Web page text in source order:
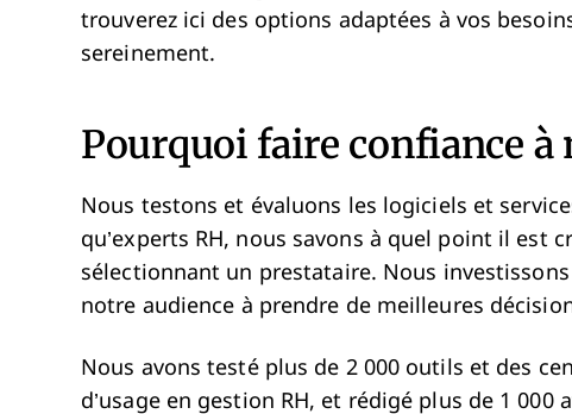
trouverez ici des options adaptées à vos
sereinement.
Pourquoi faire confiance à
Nous testons et évaluons les logiciels et
qu’experts RH, nous savons à quel point il est
sélectionnant un prestataire. Nous
notre audience à prendre de meilleures
Nous avons testé plus de 2 000 outils et des
d’usage en gestion RH, et rédigé plus de 1 000